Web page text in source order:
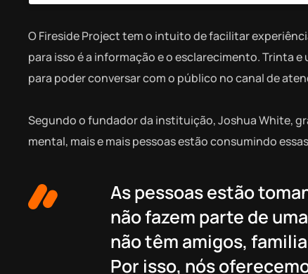
O Fireside Project tem o intuito de facilitar
para isso é a informação e o esclarecimento. Trinta
para poder conversar com o público no canal de
Segundo o fundador da instituição, Joshua White,
mental, mais e mais pessoas estão consumindo
As pessoas estão
não fazem parte de
não têm amigos,
Por isso, nós